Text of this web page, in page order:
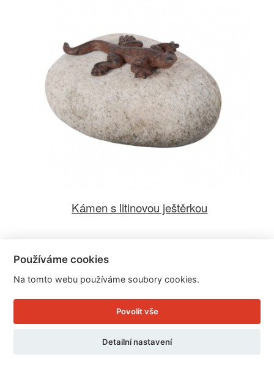
Kámen s litinovou ještěrkou
Cena: 179 Kč
Doručíme do: 12.8.
Detail
Používáme cookies
Na tomto webu používáme soubory cookies.
Povolit vše
Detailní nastavení